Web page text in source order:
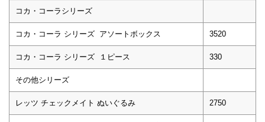
コカ・コーラシリーズ
コカ・コーラ シリーズ アソートボックス 3520
コカ・コーラ シリーズ １ピース 330
その他シリーズ
レッツ チェックメイト ぬいぐるみ 2750